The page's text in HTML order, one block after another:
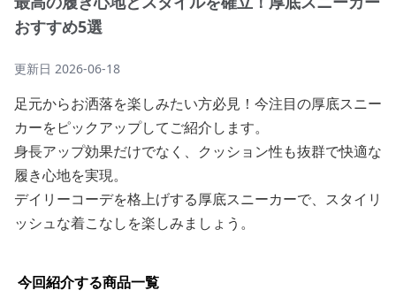
おすすめ5選
更新日 2026-06-18
足元からお洒落を楽しみたい方必見！今注目の厚底スニー
カーをピックアップしてご紹介します。
身長アップ効果だけでなく、クッション性も抜群で快適な
履き心地を実現。
デイリーコーデを格上げする厚底スニーカーで、スタイリ
ッシュな着こなしを楽しみましょう。
今回紹介する商品一覧